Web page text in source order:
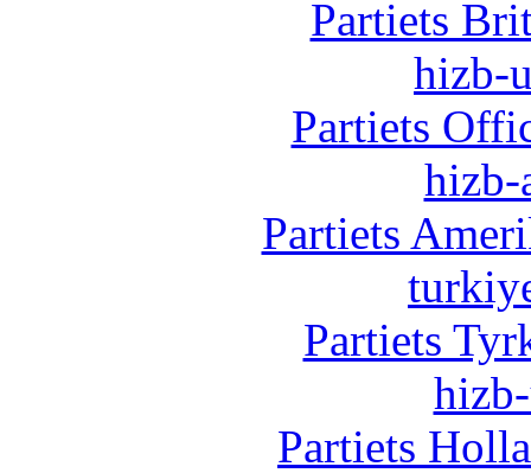
Partiets
hizb-
Partiets
hizb-
Partiets
Partiets
Partiets